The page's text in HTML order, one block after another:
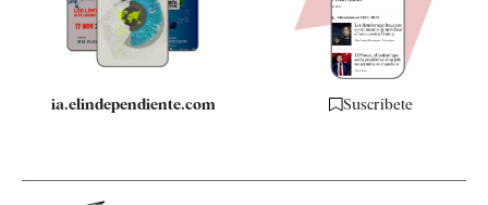
Especificaciones
ia.elindependiente.com Suscríbete